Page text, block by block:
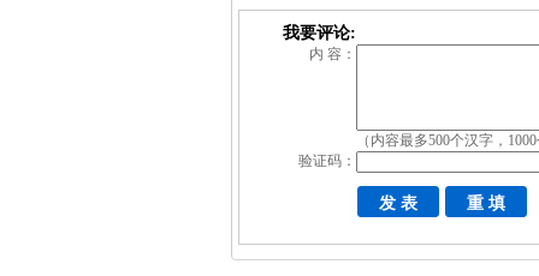
我要评论:
内 容：
（内容最多500个汉字，1000
验证码：